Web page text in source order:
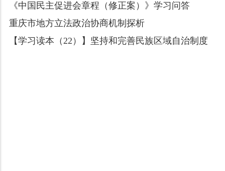
《中国民主促进会章程（修正案）》学习问答
重庆市地方立法政治协商机制探析
【学习读本（22）】坚持和完善民族区域自治制度